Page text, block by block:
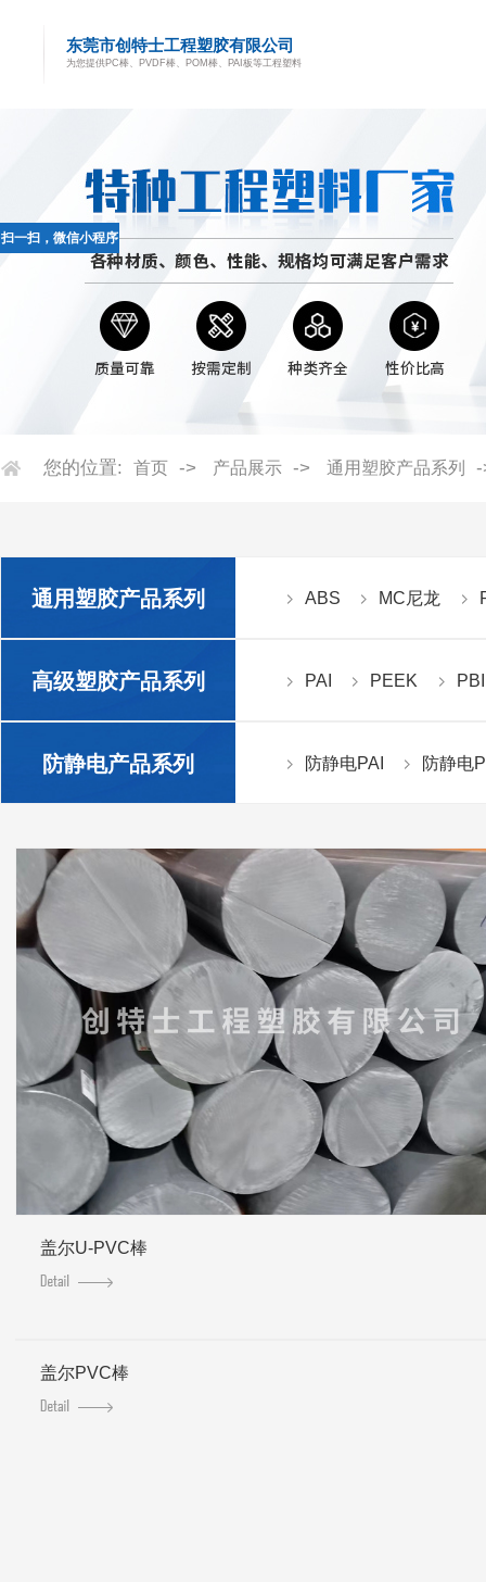
东莞市创特士工程塑胶有限公司
为您提供PC棒、PVDF棒、POM棒、PAI板等工程塑料
您的位置: 首页 -> 产品展示 -> 通用塑胶产品系列
通用塑胶产品系列 ABS MC尼龙
高级塑胶产品系列 PAI PEEK PBI
防静电产品系列 防静电PAI 防静电
盖尔U-PVC棒
盖尔PVC棒
扫一扫，微信小程序